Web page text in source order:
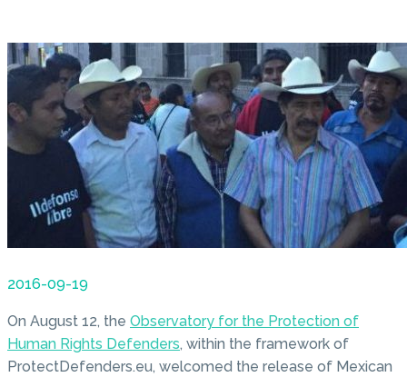
2016-09-19
On August 12, the Observatory for the Protection of
Human Rights Defenders, within the framework of
ProtectDefenders.eu, welcomed the release of Mexican